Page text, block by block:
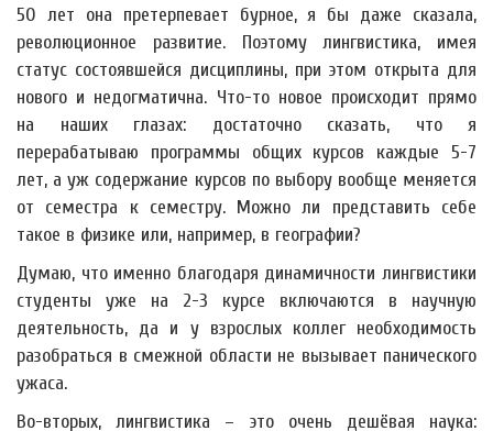
50 лет она претерпевает бурное, я бы даже сказала,
революционное развитие. Поэтому лингвистика, имея
статус состоявшейся дисциплины, при этом открыта для
нового и недогматична. Что-то новое происходит прямо
на наших глазах: достаточно сказать, что я
перерабатываю программы общих курсов каждые 5-7
лет, а уж содержание курсов по выбору вообще меняется
от семестра к семестру. Можно ли представить себе
такое в физике или, например, в географии?
Думаю, что именно благодаря динамичности лингвистики
студенты уже на 2-3 курсе включаются в научную
деятельность, да и у взрослых коллег необходимость
разобраться в смежной области не вызывает панического
ужаса.
Во-вторых, лингвистика – это очень дешёвая наука: